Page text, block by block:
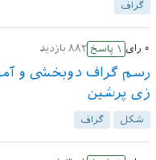
گراف
۰ رای ۱ پاسخ ۸۸۲ بازدید
رسم گراف دوبخشی و
زی پرشین
شکل گراف